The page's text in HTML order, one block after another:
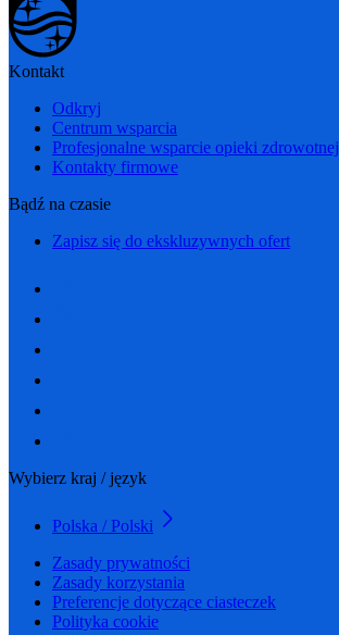
Kontakt
Odkryj
Centrum wsparcia
Profesjonalne wsparcie opieki zdrowotnej
Kontakty firmowe
Bądź na czasie
Zapisz się do ekskluzywnych ofert
Wybierz kraj / język
Polska / Polski
Zasady prywatności
Zasady korzystania
Preferencje dotyczące ciasteczek
Polityka cookie